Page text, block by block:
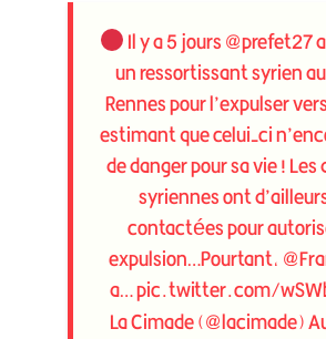
Il y a 5 jours@prefet27
un ressortissant syrien
Rennes pour l’expulser
estimant que celui-ci
de danger pour sa vie !
syriennes ont
contactées pour
expulsion…Pourtant,
a…pic.twitter.com/